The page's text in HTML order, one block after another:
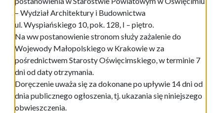
– Wydział Architektury i Budownictwa
ul. Wyspiańskiego 10, pok. 128, I – piętro.
Na ww postanowienie stronom służy zażalenie do
Wojewody Małopolskiego w Krakowie w za
pośrednictwem Starosty Oświęcimskiego, w terminie 7
dni od daty otrzymania.
Doręczenie uważa się za dokonane po upływie 14 dni od
dnia publicznego ogłoszenia, tj. ukazania się niniejszego
obwieszczenia.